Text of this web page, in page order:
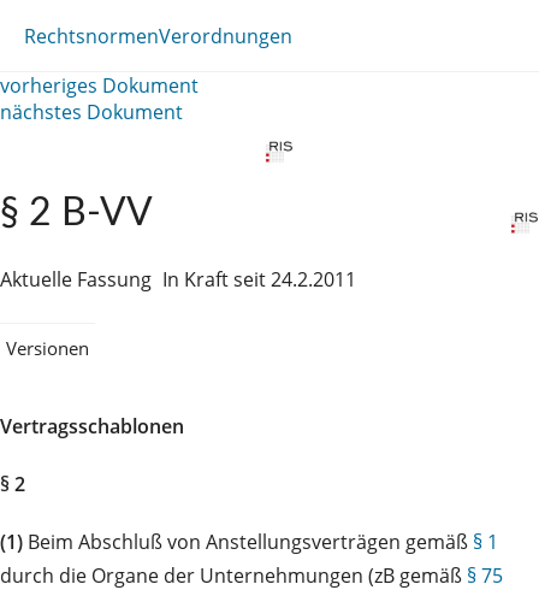
RechtsnormenVerordnungen
vorheriges Dokument
nächstes Dokument
§ 2 B-VV
Aktuelle Fassung In Kraft seit 24.2.2011
Versionen
Vertragsschablonen
§ 2
(1) Beim Abschluß von Anstellungsverträgen gemäß § 1
durch die Organe der Unternehmungen (zB gemäß § 75